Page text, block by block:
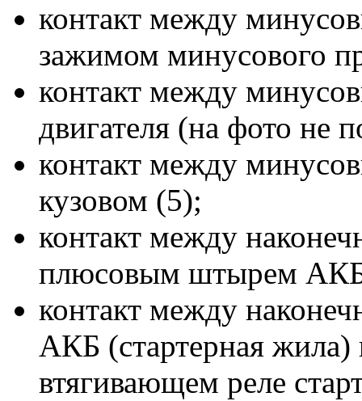
контакт между
зажимом минусового
контакт между
двигателя (на фото не
контакт между
кузовом (5);
контакт между
плюсовым штырем
контакт между
АКБ (стартерная жила)
втягивающем реле